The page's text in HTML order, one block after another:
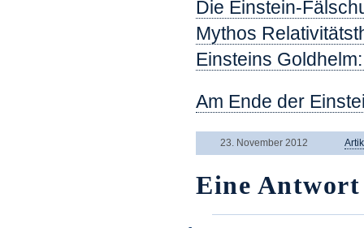
Die Einstein-
Mythos
Einsteins
Am Ende der
23. November 2012
Eine